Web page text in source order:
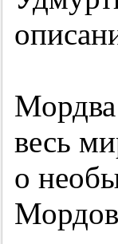
Мордва
весь
о